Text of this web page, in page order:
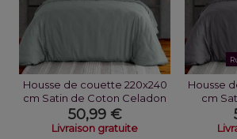
Housse de couette 220x240
cm Satin de Coton Celadon
50,99 €
Livraison gratuite
Housse
cm